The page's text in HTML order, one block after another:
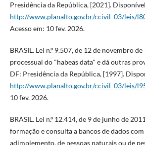
Presidência da República, [2021].
http://www.planalto.gov.br/ccivil_03/leis/
Acesso em: 10 fev. 2026.
BRASIL. Lei n.º 9.507, de 12 de novembro
processual do "habeas data" e dá outras
DF: Presidência da República, [1997].
http://www.planalto.gov.br/ccivil_03/leis/
10 fev. 2026.
BRASIL. Lei n.º 12.414, de 9 de junho de
formação e consulta a bancos de dados
adimplemento, de pessoas naturais ou de